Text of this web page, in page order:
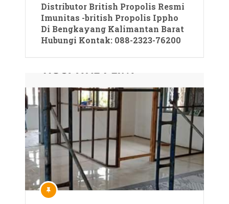
Distributor British Propolis Resmi
Imunitas -british Propolis Ippho
Di Bengkayang Kalimantan Barat
Hubungi Kontak: 088-2323-76200